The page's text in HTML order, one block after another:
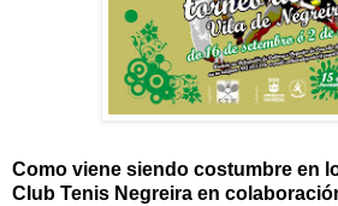
Como viene siendo costumbre en
Club Tenis Negreira en